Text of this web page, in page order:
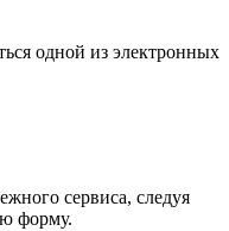
одной из электронных
сервиса, следуя
форму.